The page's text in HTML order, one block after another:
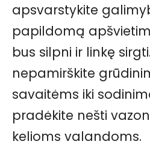
apsvarstykite
papildomą
bus silpni ir linkę
nepamirškite
savaitėms iki
pradėkite nešti
kelioms valandoms.